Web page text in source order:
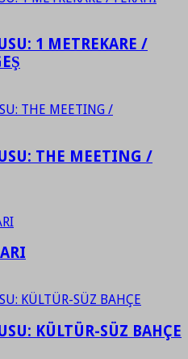
1 METREKARE /
THE MEETING /
KÜLTÜR-SÜZ BAHÇE